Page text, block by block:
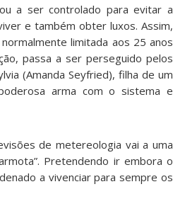
a ser controlado para evitar a
e também obter luxos. Assim,
limitada aos 25 anos
passa a ser perseguido pelos
(Amanda Seyfried), filha de um
arma com o sistema e
de metereologia vai a uma
Pretendendo ir embora o
a vivenciar para sempre os